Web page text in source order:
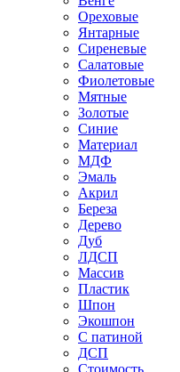
Ореховые
Янтарные
Сиреневые
Салатовые
Фиолетовые
Мятные
Золотые
Синие
Материал
МДФ
Эмаль
Акрил
Береза
Дерево
Дуб
ЛДСП
Массив
Пластик
Шпон
Экошпон
С патиной
ДСП
Стоимость